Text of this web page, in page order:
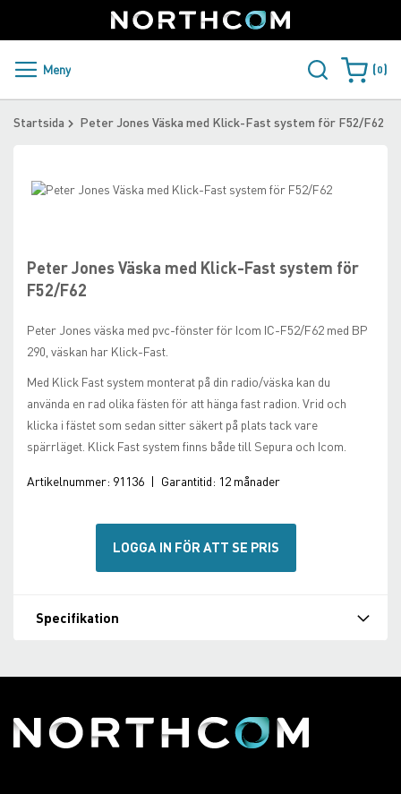
to
Content
Sweden
PRODUKTER OCH LÖSNINGAR
ÅTERFÖRSÄLJARE
LADDA NER
Meny Varukorgen
0
Startsida Peter Jones Väska med Klick-Fast system för F52/F62
Peter Jones Väska med Klick-Fast system för
F52/F62
Peter Jones väska med pvc-fönster för Icom IC-F52/F62 med BP
290, väskan har Klick-Fast.
Med Klick Fast system monterat på din radio/väska kan du
använda en rad olika fästen för att hänga fast radion. Vrid och
klicka i fästet som sedan sitter säkert på plats tack vare
spärrläget. Klick Fast system finns både till Sepura och Icom.
Artikelnummer: 91136 | Garantitid: 12 månader
LOGGA IN FÖR ATT SE PRIS
Skip
of
the
images
beginning
of
the
gallery
Specifikation